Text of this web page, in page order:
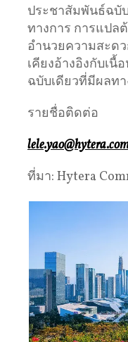
ประชาสัมพันธ์ฉบั
ทางการ การแปล
อำนวยความสะด
เคียงอ้างอิงกับเ
ฉบับเดียวที่มีผลท
รายชื่อติดต่อ
ที่มา: Hytera